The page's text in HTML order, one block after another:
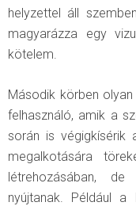
helyzettel áll
magyarázza egy
kötelem.
Második körben
felhasználó, amik a
során is végigkísérik
megalkotására
létrehozásában,
nyújtanak. Például a